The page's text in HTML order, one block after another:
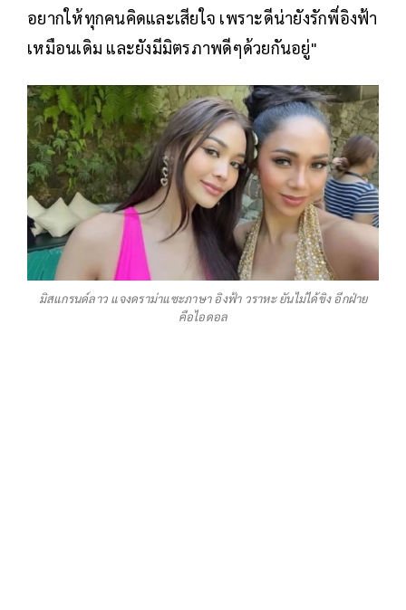
อยากให้ทุกคนคิดและเสียใจ เพราะดีน่ายังรักพี่อิงฟ้า
เหมือนเดิม และยังมีมิตรภาพดีๆด้วยกันอยู่"
มิสแกรนด์ลาว แจงดราม่าแซะภาษา อิงฟ้า วราหะ ยันไม่ได้ขิง อีกฝ่าย
คือไอดอล